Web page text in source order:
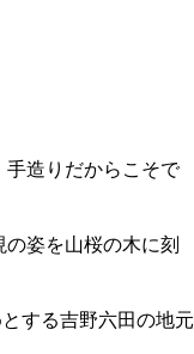
手造りだからこそで
姿を山桜の木に刻
する吉野六田の地元